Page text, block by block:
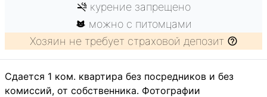
курение запрещено
можно с питомцами
Хозяин не требует страховой депозит
Сдается 1 ком. квартира без посредников и без
комиссий, от собственника. Фотографии